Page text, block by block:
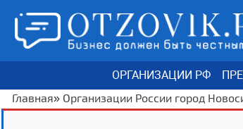
ОРГАНИЗАЦИИ РФ
Главная» Организации России город